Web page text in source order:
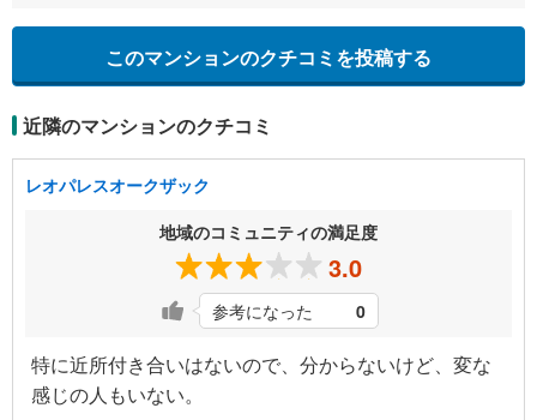
このマンションのクチコミを投稿する
近隣のマンションのクチコミ
レオパレスオークザック
地域のコミュニティの満足度
3.0
参考になった 0
特に近所付き合いはないので、分からないけど、変な
感じの人もいない。